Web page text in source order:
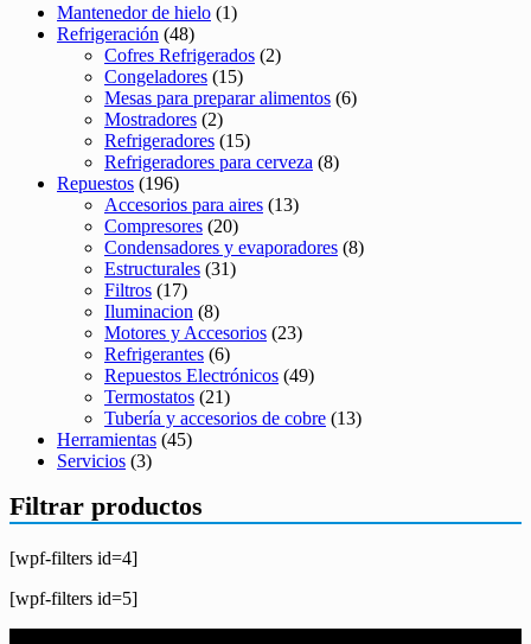
Mantenedor de hielo (1)
Refrigeración (48)
Cofres Refrigerados (2)
Congeladores (15)
Mesas para preparar alimentos (6)
Mostradores (2)
Refrigeradores (15)
Refrigeradores para cerveza (8)
Repuestos (196)
Accesorios para aires (13)
Compresores (20)
Condensadores y evaporadores (8)
Estructurales (31)
Filtros (17)
Iluminacion (8)
Motores y Accesorios (23)
Refrigerantes (6)
Repuestos Electrónicos (49)
Termostatos (21)
Tubería y accesorios de cobre (13)
Herramientas (45)
Servicios (3)
Filtrar productos
[wpf-filters id=4]
[wpf-filters id=5]